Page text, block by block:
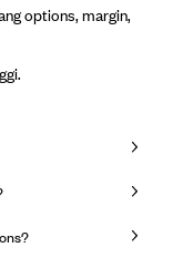
options, margin,